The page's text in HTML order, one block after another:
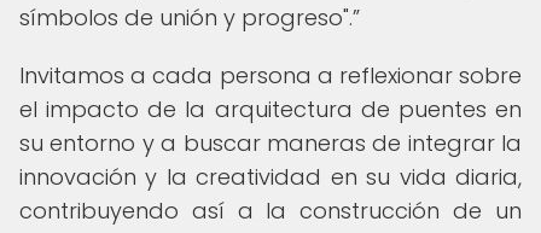
símbolos de unión y progreso".
Invitamos a cada persona a reflexionar sobre
el impacto de la arquitectura de puentes en
su entorno y a buscar maneras de integrar la
innovación y la creatividad en su vida diaria,
contribuyendo así a la construcción de un